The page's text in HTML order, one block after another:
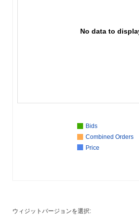
No data to
Bids
Combined Orders
Price
ウィジットバージョンを選択: